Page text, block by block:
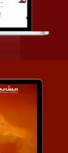
تصميم